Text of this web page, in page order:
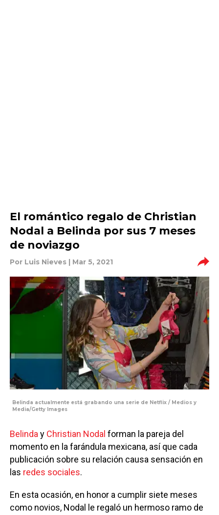
El romántico regalo de Christian
Nodal a Belinda por sus 7 meses
de noviazgo
Por Luis Nieves | Mar 5, 2021
Belinda actualmente está grabando una serie de Netflix / Medios y
Media/Getty Images
Belinda y Christian Nodal forman la pareja del
momento en la farándula mexicana, así que cada
publicación sobre su relación causa sensación en
las redes sociales.
En esta ocasión, en honor a cumplir siete meses
como novios, Nodal le regaló un hermoso ramo de